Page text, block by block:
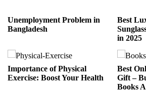
Unemployment Problem in
Bangladesh
Best
in 2025
Importance of Physical
Exercise: Boost Your Health
Best
Gift –
Books